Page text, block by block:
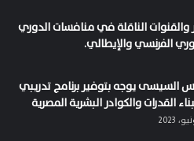
اليوم الاحد 16 اكتوبر والقنوات الناقلة في منافسات الدوري
الفرنسي والإيطالي.
السيسى يوجه بتوفير برنامج تدريبي
القدرات والكوادر البشرية المصرية